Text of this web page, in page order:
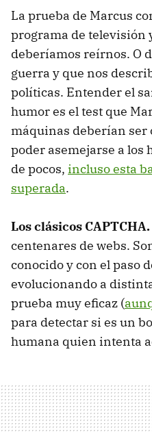
La prueba de Marcus
programa de televisión
deberíamos reírnos. O
guerra y que nos
políticas. Entender el
humor es el test que
máquinas deberían ser
poder asemejarse a los
de pocos, incluso esta
superada.
Los clásicos CAPTCHA.
centenares de webs.
conocido y con el paso
evolucionando a
prueba muy eficaz (
para detectar si es un
humana quien intenta